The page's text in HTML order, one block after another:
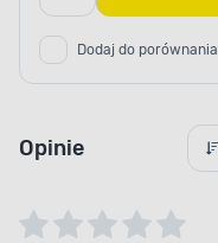
Dodaj do porównania
Opinie